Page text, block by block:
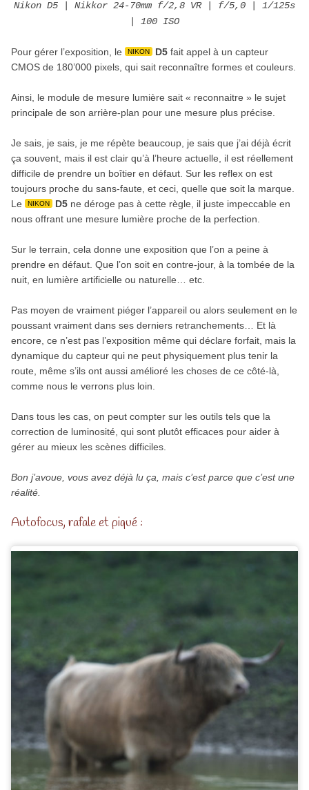
Nikon D5 | Nikkor 24-70mm f/2,8 VR | f/5,0 | 1/125s
| 100 ISO
Pour gérer l’exposition, le NIKON D5fait appel à un capteur
CMOS de 180’000 pixels, qui sait reconnaître formes et couleurs.
Ainsi, le module de mesure lumière sait « reconnaitre » le sujet
principale de son arrière-plan pour une mesure plus précise.
Je sais, je sais, je me répète beaucoup, je sais que j’ai déjà écrit
ça souvent, mais il est clair qu’à l’heure actuelle, il est réellement
difficile de prendre un boîtier en défaut. Sur les reflex on est
toujours proche du sans-faute, et ceci, quelle que soit la marque.
Le
NIKON D5ne déroge pas à cette règle, il juste impeccable en
nous offrant une mesure lumière proche de la perfection.
Sur le terrain, cela donne une exposition que l’on a peine à
prendre en défaut. Que l’on soit en contre-jour, à la tombée de la
nuit, en lumière artificielle ou naturelle… etc.
Pas moyen de vraiment piéger l’appareil ou alors seulement en le
poussant vraiment dans ses derniers retranchements… Et là
encore, ce n’est pas l’exposition même qui déclare forfait, mais la
dynamique du capteur qui ne peut physiquement plus tenir la
route, même s’ils ont aussi amélioré les choses de ce côté-là,
comme nous le verrons plus loin.
Dans tous les cas, on peut compter sur les outils tels que la
correction de luminosité, qui sont plutôt efficaces pour aider à
gérer au mieux les scènes difficiles.
Bon j’avoue, vous avez déjà lu ça, mais c’est parce que c’est une
réalité.
Autofocus, rafale et piqué :